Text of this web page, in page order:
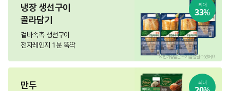
최대
33%
냉장 생선구이
골라담기
겉바속촉 생선구이
전자레인지 1분 뚝딱
※ 인기상품은 조기 품절될 수 있어요.
최대
만두